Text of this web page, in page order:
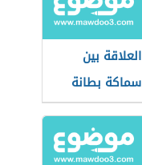
العلاقة بين
سماكة بطانة
الرحم والحمل